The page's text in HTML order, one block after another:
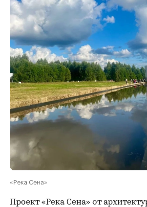
«Река Сена»
Проект «Река Сена» от